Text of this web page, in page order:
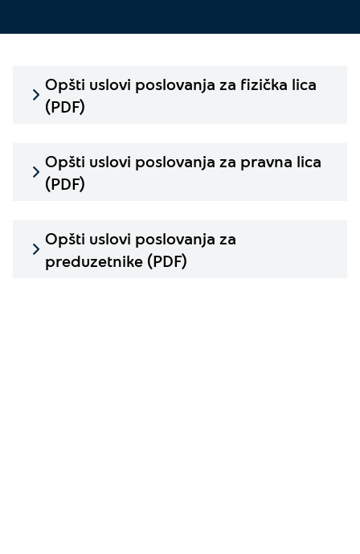
Opšti uslovi poslovanja za fizička lica
(PDF)
Opšti uslovi poslovanja za pravna lica
(PDF)
Opšti uslovi poslovanja za
preduzetnike (PDF)